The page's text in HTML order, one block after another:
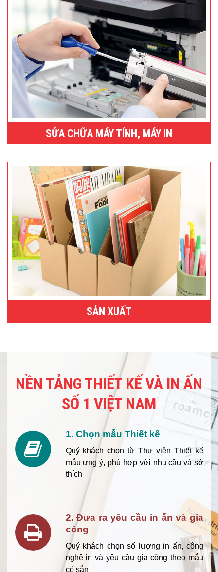
SỬA CHỮA MÁY TÍNH, MÁY IN
SẢN XUẤT
NỀN TẢNG THIẾT KẾ VÀ IN ẤN
SỐ 1 VIỆT NAM
1. Chọn mẫu Thiết kế
Quý khách chọn từ Thư viện Thiết kế
mẫu ưng ý, phù hợp với nhu cầu và sở
thích
2. Đưa ra yêu cầu in ấn và gia
công
Quý khách chọn số lượng in ấn, công
nghệ in và yêu cầu gia công theo mẫu
có sẵn